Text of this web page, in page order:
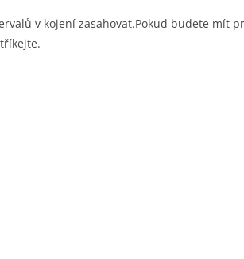
v kojení zasahovat.Pokud budete mít